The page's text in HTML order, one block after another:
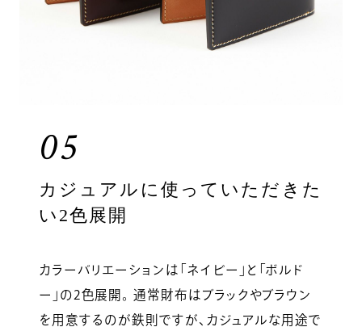
05
カジュアルに使っていただきた
い2色展開
カラーバリエーションは「ネイビー」と「ボルド
ー」の2色展開。 通常財布はブラックやブラウン
を用意するのが鉄則ですが、カジュアルな用途で